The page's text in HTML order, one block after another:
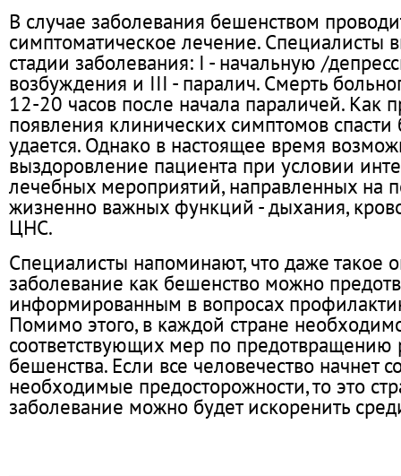
В случае заболевания бешенством
симптоматическое лечение. Специалисты
стадии заболевания: I - начальную /
возбуждения и III - паралич. Смерть
12-20 часов после начала параличей. Как
появления клинических симптомов
удается. Однако в настоящее время
выздоровление пациента при условии
лечебных мероприятий, направленных на
жизненно важных функций - дыхания,
ЦНС.
Специалисты напоминают, что даже такое
заболевание как бешенство можно
информированным в вопросах
Помимо этого, в каждой стране
соответствующих мер по предотвращению
бешенства. Если все человечество начнет
необходимые предосторожности, то это
заболевание можно будет искоренить